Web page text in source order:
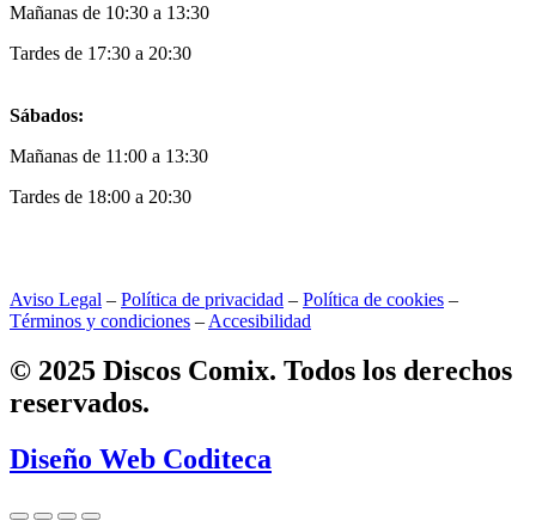
Mañanas de 10:30 a 13:30
Tardes de 17:30 a 20:30
Sábados:
Mañanas de 11:00 a 13:30
Tardes de 18:00 a 20:30
Aviso Legal – Política de privacidad – Política de cookies –
Términos y condiciones – Accesibilidad
© 2025 Discos Comix. Todos los derechos
reservados.
Diseño Web Coditeca